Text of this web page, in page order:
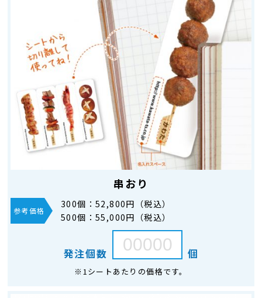
串おり
参考価格
300個：52,800円（税込）
500個：55,000円（税込）
発注個数 個
※1シートあたりの価格です。